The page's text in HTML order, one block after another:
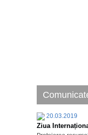
20.03.2019
Ziua